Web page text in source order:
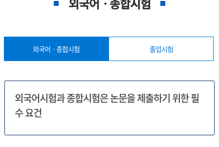
외국어ㆍ종합시험 졸업시험
외국어시험과 종합시험은 논문을 제출하기 위한 필
수 요건